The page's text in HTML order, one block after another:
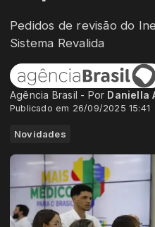
Pedidos de revisão do
Sistema Revalida
Agência Brasil - Por Daniella
Publicado em 26/09/2025 15:41
Novidades